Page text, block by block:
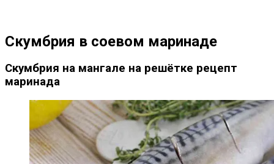
Скумбрия в соевом маринаде
Скумбрия на мангале на решётке рецепт
маринада